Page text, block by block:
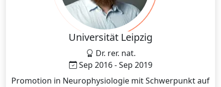
Universität Leipzig
Dr. rer. nat.
Sep 2016 - Sep 2019
Promotion in Neurophysiologie mit Schwerpunkt auf